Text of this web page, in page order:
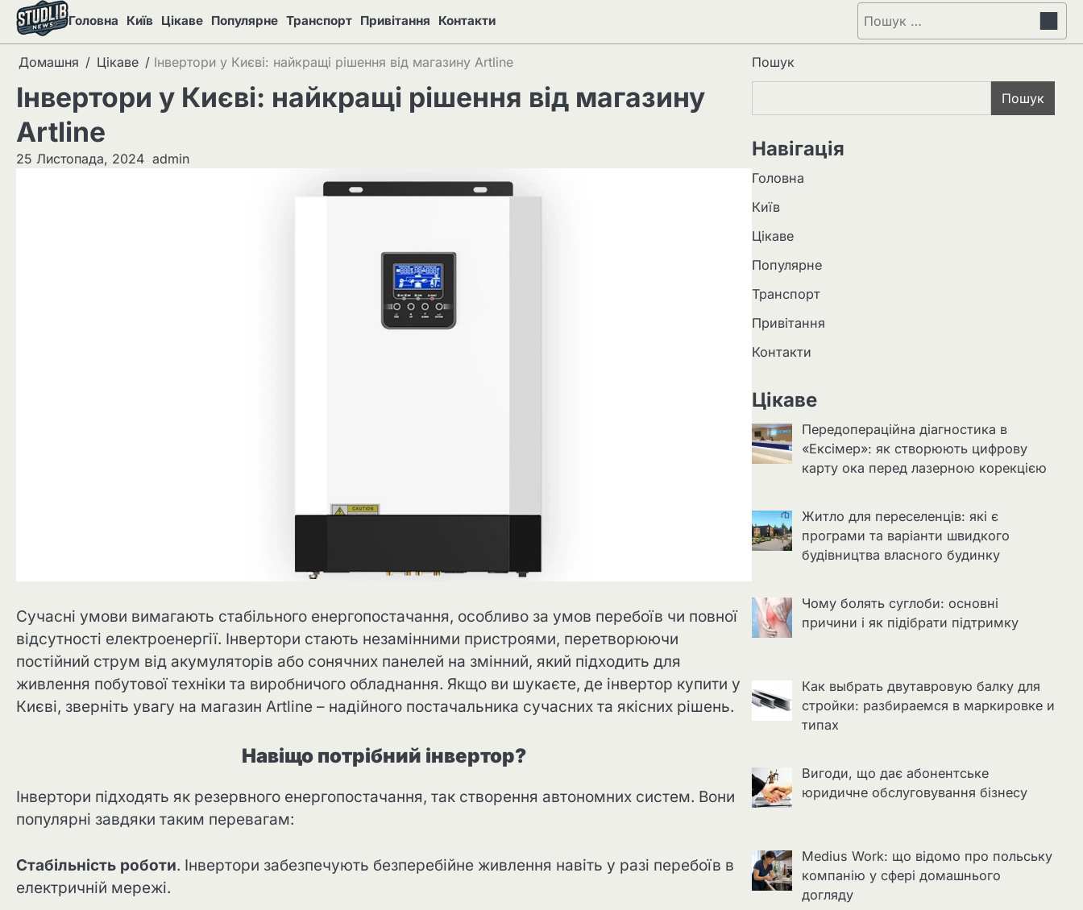
Перейти
вмісту
Головна Київ Цікаве Популярне Транспорт Привітання Контакти Пошук:
Домашня Цікаве Інвертори у Києві: найкращі рішення від магазину Artline
Інвертори у Києві: найкращі рішення від магазину
Artline
25 Листопада, 2024 admin
Сучасні умови вимагають стабільного енергопостачання, особливо за умов перебоїв чи повної
відсутності електроенергії. Інвертори стають незамінними пристроями, перетворюючи
постійний струм від акумуляторів або сонячних панелей на змінний, який підходить для
живлення побутової техніки та виробничого обладнання. Якщо ви шукаєте, де інвертор купити у
Києві, зверніть увагу на магазин Artline – надійного постачальника сучасних та якісних рішень.
Навіщо потрібний інвертор?
Інвертори підходять як резервного енергопостачання, так створення автономних систем. Вони
популярні завдяки таким перевагам:
Стабільність роботи. Інвертори забезпечують безперебійне живлення навіть у разі перебоїв в
електричній мережі.
Пошук
Пошук
Навігація
Головна
Київ
Цікаве
Популярне
Транспорт
Привітання
Контакти
Цікаве
Передопераційна діагностика в
«Ексімер»: як створюють цифрову
карту ока перед лазерною корекцією
Житло для переселенців: які є
програми та варіанти швидкого
будівництва власного будинку
Чому болять суглоби: основні
причини і як підібрати підтримку
Как выбрать двутавровую балку для
стройки: разбираемся в маркировке и
типах
Вигоди, що дає абонентське
юридичне обслуговування бізнесу
Medius Work: що відомо про польську
компанію у сфері домашнього
догляду